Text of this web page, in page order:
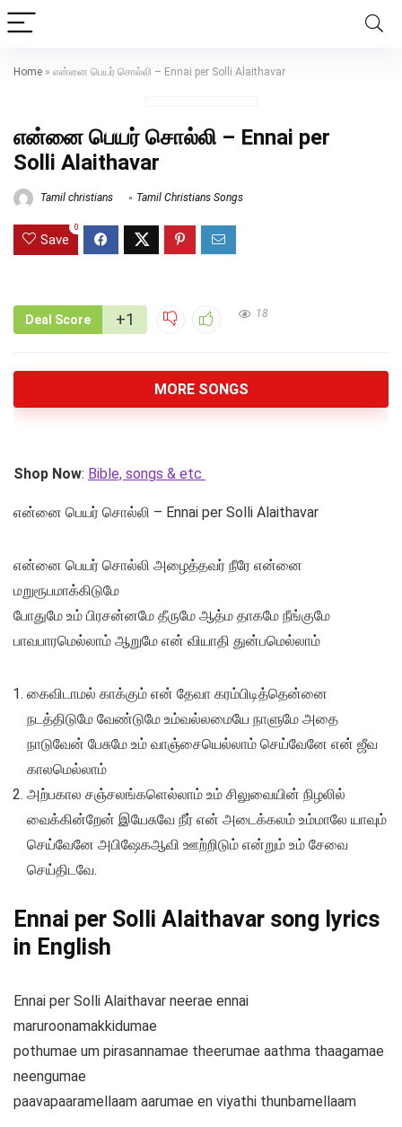
Home » என்னை பெயர் சொல்லி – Ennai per Solli Alaithavar
என்னை பெயர் சொல்லி – Ennai per
Solli Alaithavar
Tamil christians Tamil Christians Songs
Save
0
Deal Score +1 18
MORE SONGS
Shop Now: Bible, songs & etc
என்னை பெயர் சொல்லி – Ennai per Solli Alaithavar
என்னை பெயர் சொல்லி அழைத்தவர் நீரே என்னை
மறுரூபமாக்கிடுமே
போதுமே உம் பிரசன்னமே தீருமே ஆத்ம தாகமே நீங்குமே
பாவபாரமெல்லாம் ஆறுமே என் வியாதி துன்பமெல்லாம்
கைவிடாமல் காக்கும் என் தேவா கரம்பிடித்தென்னை
நடத்திடுமே வேண்டுமே உம்வல்லமையே நாளுமே அதை
நாடுவேன் பேசுமே உம் வாஞ்சையெல்லாம் செய்வேனே என் ஜீவ
காலமெல்லாம்
அற்பகால சஞ்சலங்களெல்லாம் உம் சிலுவையின் நிழலில்
வைக்கின்றேன் இயேசுவே நீர் என் அடைக்கலம் உம்மாலே யாவும்
செய்வேனே அபிஷேகஆவி ஊற்றிடும் என்றும் உம் சேவை
செய்திடவே.
Ennai per Solli Alaithavar song lyrics
in English
Ennai per Solli Alaithavar neerae ennai
maruroonamakkidumae
pothumae um pirasannamae theerumae aathma thaagamae
neengumae
paavapaaramellaam aarumae en viyathi thunbamellaam